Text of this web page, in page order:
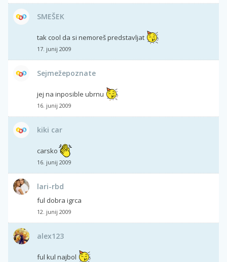
SMEŠEK
tak cool da si nemoreš predstavljat
17. junij 2009
Sejmežepoznate
jej na inposible ubrnu
16. junij 2009
kiki car
carsko
16. junij 2009
lari-rbd
ful dobra igrca
12. junij 2009
alex123
ful kul najbol